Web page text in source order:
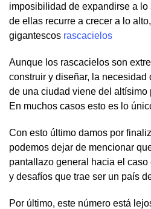
imposibilidad de expandirse a lo
de ellas recurre a crecer a lo
gigantescos rascacielos
Aunque los rascacielos son
construir y diseñar, la
de una ciudad viene del altísimo
En muchos casos esto es lo
Con esto último damos por
podemos dejar de mencionar
pantallazo general hacia el
y desafíos que trae ser un país
Por último, este número está